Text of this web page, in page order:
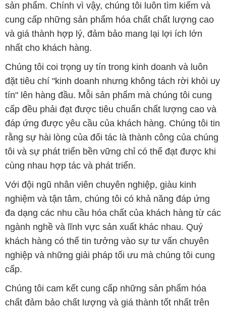
sản phẩm. Chính vì vậy, chúng tôi luôn tìm kiếm và
cung cấp những sản phẩm hóa chất chất lượng cao
và giá thành hợp lý, đảm bảo mang lại lợi ích lớn
nhất cho khách hàng.
Chúng tôi coi trọng uy tín trong kinh doanh và luôn
đặt tiêu chí "kinh doanh nhưng không tách rời khỏi uy
tín" lên hàng đầu. Mỗi sản phẩm mà chúng tôi cung
cấp đều phải đạt được tiêu chuẩn chất lượng cao và
đáp ứng được yêu cầu của khách hàng. Chúng tôi tin
rằng sự hài lòng của đối tác là thành công của chúng
tôi và sự phát triển bền vững chỉ có thể đạt được khi
cùng nhau hợp tác và phát triển.
Với đội ngũ nhân viên chuyên nghiệp, giàu kinh
nghiệm và tận tâm, chúng tôi có khả năng đáp ứng
đa dạng các nhu cầu hóa chất của khách hàng từ các
ngành nghề và lĩnh vực sản xuất khác nhau. Quý
khách hàng có thể tin tưởng vào sự tư vấn chuyên
nghiệp và những giải pháp tối ưu mà chúng tôi cung
cấp.
Chúng tôi cam kết cung cấp những sản phẩm hóa
chất đảm bảo chất lượng và giá thành tốt nhất trên